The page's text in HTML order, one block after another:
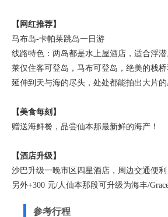
【网红推荐】
马布岛-卡帕莱跳岛一日游
线路特色：两岛都是水上屋酒店，适合浮
莱仅住客可登岛，马布可登岛，绝美的栈
延伸到天与海的尽头，处处都能拍出大片的
【美食每刻】
赠送海鲜餐，品尝仙本那最新鲜的海产！
【酒店升级】
沙巴升级一晚市区四星酒店，周边交通便利
另外+300 元/人仙本那段可升级为海丰/
参考行程